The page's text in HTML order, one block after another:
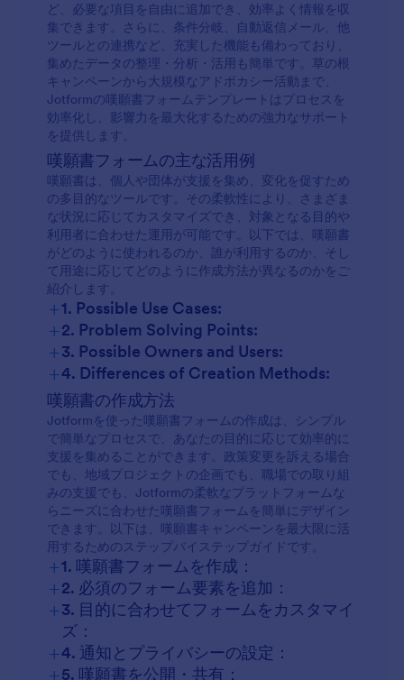
ど、必要な項目を自由に追加でき、効率よく情報を収
集できます。さらに、条件分岐、自動返信メール、他
ツールとの連携など、充実した機能も備わっており、
集めたデータの整理・分析・活用も簡単です。草の根
キャンペーンから大規模なアドボカシー活動まで、
Jotformの嘆願書フォームテンプレートはプロセスを
効率化し、影響力を最大化するための強力なサポート
を提供します。
嘆願書フォームの主な活用例
嘆願書は、個人や団体が支援を集め、変化を促すため
の多目的なツールです。その柔軟性により、さまざま
な状況に応じてカスタマイズでき、対象となる目的や
利用者に合わせた運用が可能です。以下では、嘆願書
がどのように使われるのか、誰が利用するのか、そし
て用途に応じてどのように作成方法が異なるのかをご
紹介します。
+1. Possible Use Cases:
+2. Problem Solving Points:
+3. Possible Owners and Users:
+4. Differences of Creation Methods:
嘆願書の作成方法
Jotformを使った嘆願書フォームの作成は、シンプル
で簡単なプロセスで、あなたの目的に応じて効率的に
支援を集めることができます。政策変更を訴える場合
でも、地域プロジェクトの企画でも、職場での取り組
みの支援でも、Jotformの柔軟なプラットフォームな
らニーズに合わせた嘆願書フォームを簡単にデザイン
できます。以下は、嘆願書キャンペーンを最大限に活
用するためのステップバイステップガイドです。
+1. 嘆願書フォームを作成：
+2. 必須のフォーム要素を追加：
+3. 目的に合わせてフォームをカスタマイ
ズ：
+4. 通知とプライバシーの設定：
+5. 嘆願書を公開・共有：